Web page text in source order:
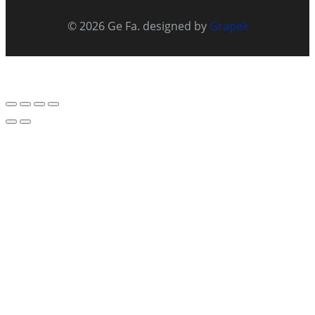
© 2026 Ge Fa. designed by Grapek